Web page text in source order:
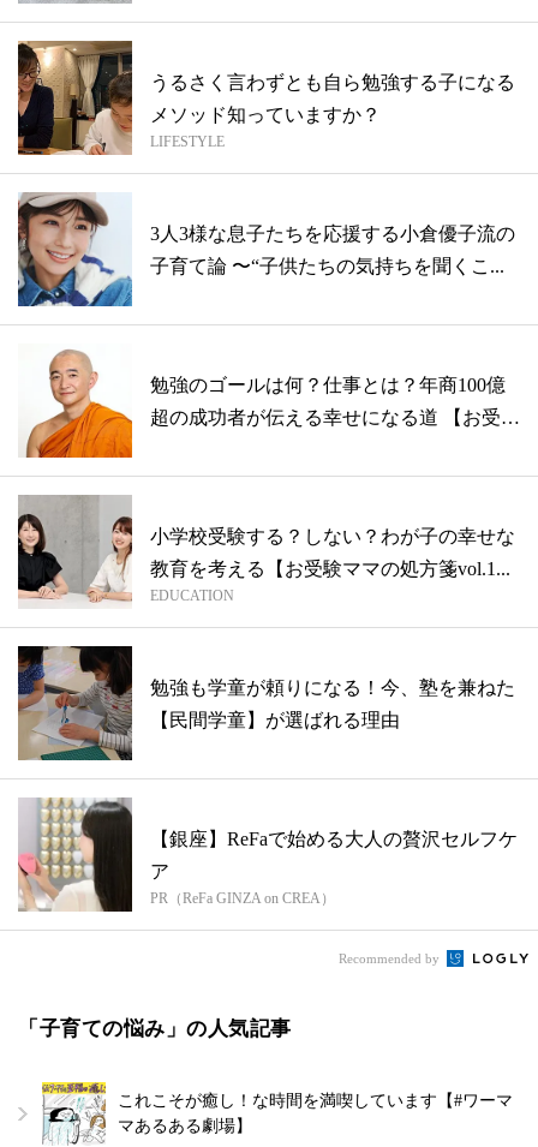
うるさく言わずとも自ら勉強する子になる
メソッド知っていますか？
LIFESTYLE
3人3様な息子たちを応援する小倉優子流の
子育て論 〜“子供たちの気持ちを聞くこ...
勉強のゴールは何？仕事とは？年商100億
超の成功者が伝える幸せになる道 【お受
小学校受験する？しない？わが子の幸せな
教育を考える【お受験ママの処方箋vol.1...
EDUCATION
勉強も学童が頼りになる！今、塾を兼ねた
【民間学童】が選ばれる理由
【銀座】ReFaで始める大人の贅沢セルフケ
ア
PR（ReFa GINZA on CREA）
Recommended by
「子育ての悩み」の人気記事
これこそが癒し！な時間を満喫しています【#ワーマ
マあるある劇場】